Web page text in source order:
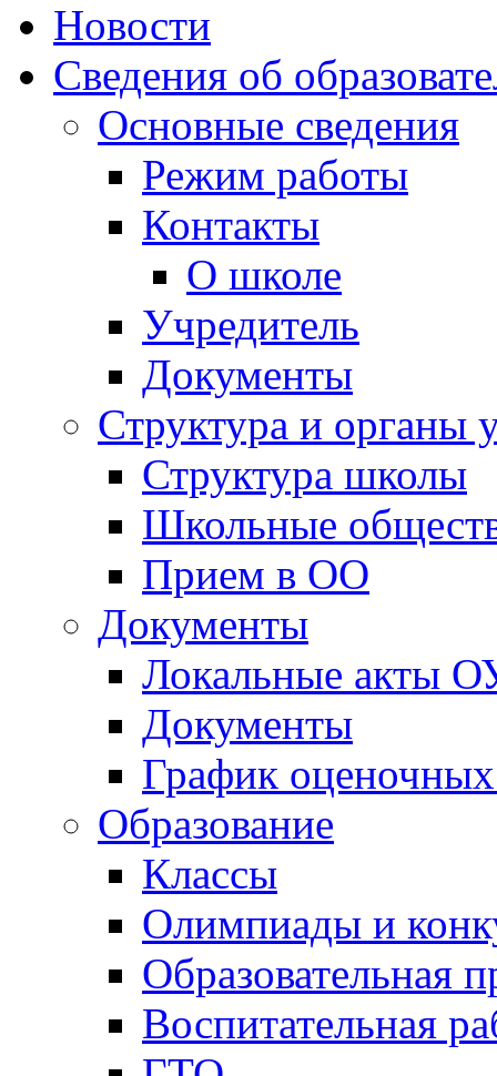
Новости
Сведения об
Основные сведения
Режим работы
Контакты
О школе
Учредитель
Документы
Структура и органы
Структура школы
Школьные
Прием в ОО
Документы
Локальные акты
Документы
График
Образование
Классы
Олимпиады и
Образовательная
Воспитательная